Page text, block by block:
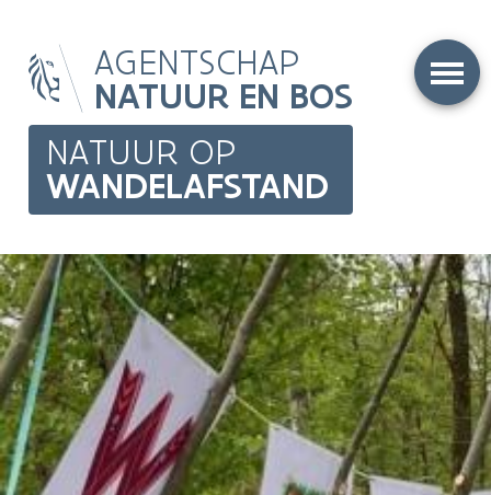
naar
inhoud NATUUR OP
WANDELAFSTAND
AGENTSCHAP
NATUUR EN BOS
navigation